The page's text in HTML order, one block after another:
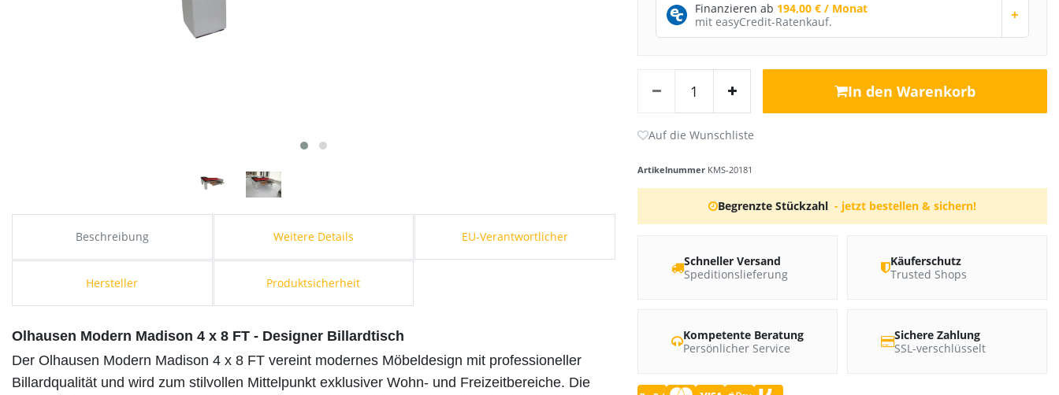
Beschreibung Weitere Details EU-Verantwortlicher
Hersteller Produktsicherheit
Olhausen Modern Madison 4 x 8 FT - Designer Billardtisch
Der Olhausen Modern Madison 4 x 8 FT vereint modernes Möbeldesign mit professioneller
Billardqualität und wird zum stilvollen Mittelpunkt exklusiver Wohn- und Freizeitbereiche. Die
Finanzieren ab 194,00 € / Monat
mit easyCredit-Ratenkauf.
+
In den Warenkorb
Artikelnummer KMS-20181
Begrenzte Stückzahl - jetzt bestellen & sichern!
Schneller Versand
Speditionslieferung
Käuferschutz
Trusted Shops
Kompetente Beratung
Persönlicher Service
Sichere Zahlung
SSL-verschlüsselt